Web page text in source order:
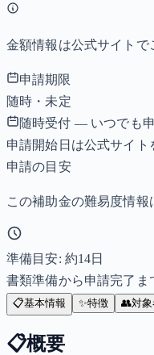
金額情報は公式サイトで
申請期限
随時・未定
随時受付 — いつでも
申請開始日は公式サイト
申請の目安
この補助金の難易度情
準備目安: 約14日
書類準備から申請完了ま
📋基本情報 ✨特徴 👥対
📋概要